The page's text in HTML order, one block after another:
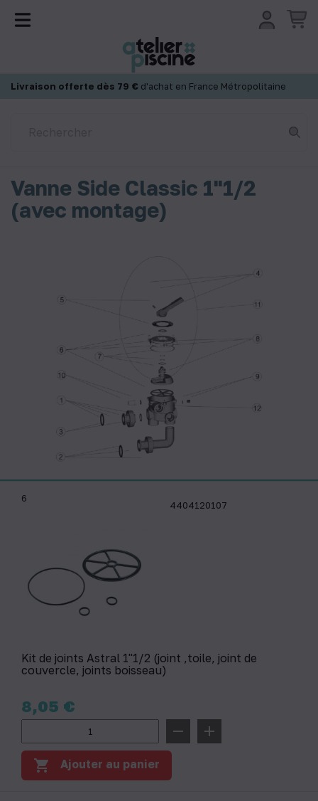
Livraison offerte dès 79 € d'achat en France Métropolitaine
Vanne Side Classic 1"1/2
(avec montage)
6
4404120107
Kit de joints Astral 1''1/2 (joint ‚toile, joint de
couvercle, joints boisseau)
Prix
8,05 €
remove
add
shopping_cart
Ajouter au panier